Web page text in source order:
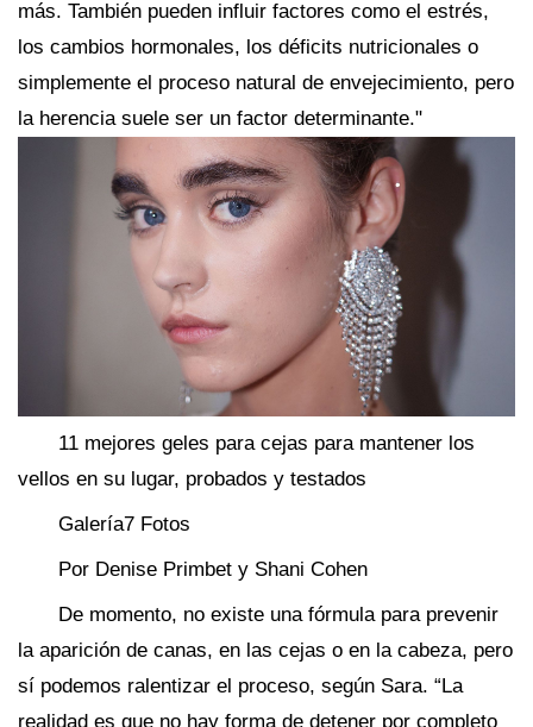
más. También pueden influir factores como el estrés,
los cambios hormonales, los déficits nutricionales o
simplemente el proceso natural de envejecimiento, pero
la herencia suele ser un factor determinante."
11 mejores geles para cejas para mantener los
vellos en su lugar, probados y testados
Galería7 Fotos
Por Denise Primbet y Shani Cohen
De momento, no existe una fórmula para prevenir
la aparición de canas, en las cejas o en la cabeza, pero
sí podemos ralentizar el proceso, según Sara. “La
realidad es que no hay forma de detener por completo